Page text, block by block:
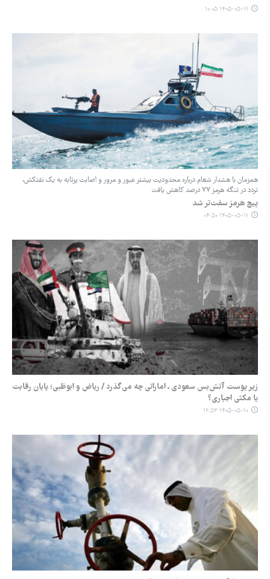
۱۴۰۵-۰۵-۱۱ ۱۰:۰۵
همزمان با هشدار شعام درباره محدودیت بیشتر عبور و مرور و اصابت پرتابه به یک نفتکش،
تردد در تنگه هرمز ۷۷ درصد کاهش یافت
پیچ هرمز سفت‌تر شد
۱۴۰۵-۰۵-۱۱ ۰۴:۵۰
زیر پوست آتش‌بس سعودی ـ اماراتی چه می‌گذرد / ریاض و ابوظبی؛ پایان رقابت
یا مکثی اجباری؟
۱۴۰۵-۰۵-۱۰ ۱۲:۵۳